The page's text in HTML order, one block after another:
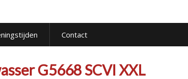
Contact
G5668 SCVI XXL